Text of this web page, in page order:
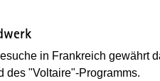
in Frankreich gewährt
des "Voltaire"-Programms.